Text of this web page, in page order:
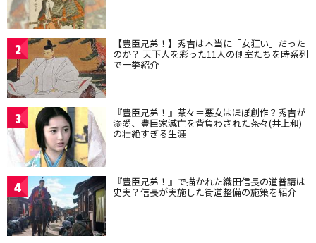
2 【豊臣兄弟！】秀吉は本当に「女狂い」だった
のか？ 天下人を彩った11人の側室たちを時系列
で一挙紹介
3 『豊臣兄弟！』茶々＝悪女はほぼ創作？秀吉が
溺愛、豊臣家滅亡を背負わされた茶々(井上和)
の壮絶すぎる生涯
4 『豊臣兄弟！』で描かれた織田信長の道普請は
史実？信長が実施した街道整備の施策を紹介